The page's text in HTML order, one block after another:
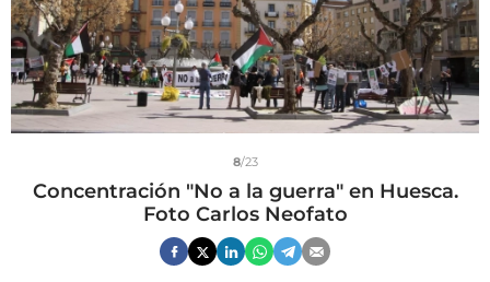
8/23
Concentración "No a la guerra" en Huesca.
Foto Carlos Neofato